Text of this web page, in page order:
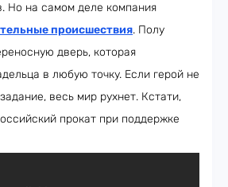
Но на самом деле компания
происшествия. Полу
дверь, которая
в любую точку. Если герой не
весь мир рухнет. Кстати,
прокат при поддержке